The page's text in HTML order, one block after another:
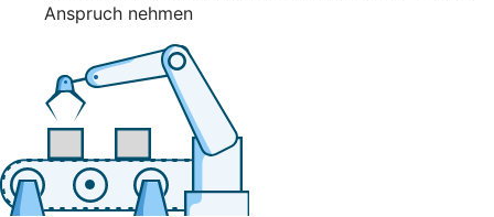
Anspruch nehmen